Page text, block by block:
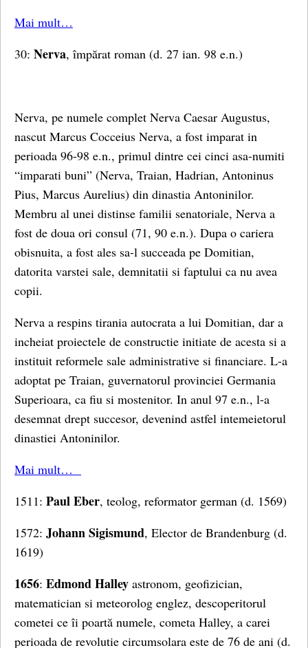
Mai mult…
30: Nerva, împărat roman (d. 27 ian. 98 e.n.)
Nerva, pe numele complet Nerva Caesar Augustus,
nascut Marcus Cocceius Nerva, a fost imparat in
perioada 96-98 e.n., primul dintre cei cinci asa-numiti
“imparati buni” (Nerva, Traian, Hadrian, Antoninus
Pius, Marcus Aurelius) din dinastia Antoninilor.
Membru al unei distinse familii senatoriale, Nerva a
fost de doua ori consul (71, 90 e.n.). Dupa o cariera
obisnuita, a fost ales sa-l succeada pe Domitian,
datorita varstei sale, demnitatii si faptului ca nu avea
copii.
Nerva a respins tirania autocrata a lui Domitian, dar a
incheiat proiectele de constructie initiate de acesta si a
instituit reformele sale administrative si financiare. L-a
adoptat pe Traian, guvernatorul provinciei Germania
Superioara, ca fiu si mostenitor. In anul 97 e.n., l-a
desemnat drept succesor, devenind astfel intemeietorul
dinastiei Antoninilor.
Mai mult…
1511: Paul Eber, teolog, reformator german (d. 1569)
1572: Johann Sigismund, Elector de Brandenburg (d.
1619)
1656: EdmondHalley astronom, geofizician,
matematician si meteorolog englez, descoperitorul
cometei ce îi poartă numele, cometa Halley, a carei
perioada de revolutie circumsolara este de 76 de ani (d.